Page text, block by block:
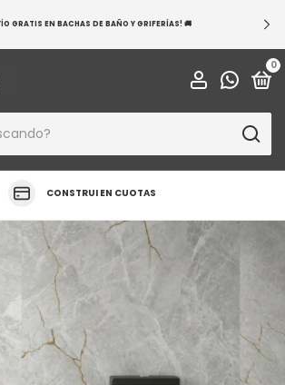
GRATIS EN BACHAS DE BAÑO Y GRIFERÍAS! 🚚
0
CONSTRUI EN CUOTAS